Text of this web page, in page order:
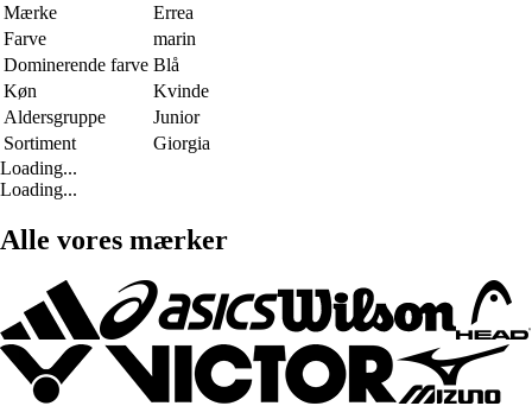
Mærke
Errea
Farve
marin
Dominerende farve Blå
Køn
Kvinde
Aldersgruppe
Junior
Sortiment
Giorgia
Loading...
Loading...
Alle vores mærker